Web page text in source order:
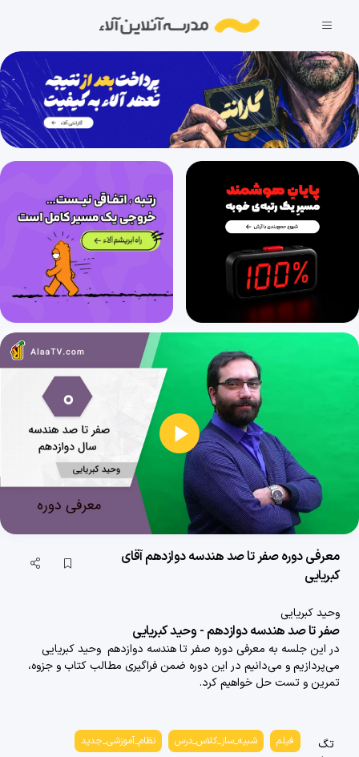
پخش
ویدیو
معرفی دوره صفر تا صد هندسه دوازدهم آقای
کبریایی
وحید کبریایی
صفر تا صد هندسه دوازدهم - وحید کبریایی
در این جلسه به معرفی دوره صفر تا هندسه دوازدهم وحید کبریایی
می‌پردازیم و می‌دانیم در این دوره ضمن فراگیری مطالب کتاب و جزوه،
تمرین و تست حل خواهیم کرد.
تگ
فیلم شبیه_ساز_کلاس_درس
نظام_آموزشی_جدید